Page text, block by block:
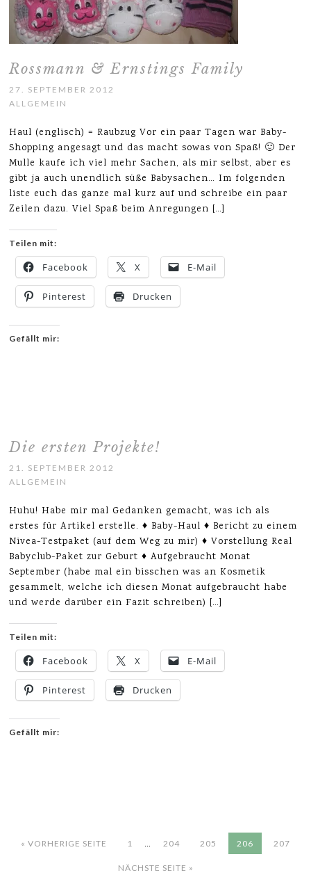
Rossmann & Ernstings Family
27. SEPTEMBER 2012
ALLGEMEIN
Haul (englisch) = Raubzug Vor ein paar Tagen war Baby-
Shopping angesagt und das macht sowas von Spaß! 🙂 Der
Mulle kaufe ich viel mehr Sachen, als mir selbst, aber es
gibt ja auch unendlich süße Babysachen… Im folgenden
liste euch das ganze mal kurz auf und schreibe ein paar
Zeilen dazu. Viel Spaß beim Anregungen […]
Teilen mit:
Facebook X E-Mail
Pinterest Drucken
Gefällt mir:
Die ersten Projekte!
21. SEPTEMBER 2012
ALLGEMEIN
Huhu! Habe mir mal Gedanken gemacht, was ich als
erstes für Artikel erstelle. ♦ Baby-Haul ♦ Bericht zu einem
Nivea-Testpaket (auf dem Weg zu mir) ♦ Vorstellung Real
Babyclub-Paket zur Geburt ♦ Aufgebraucht Monat
September (habe mal ein bisschen was an Kosmetik
gesammelt, welche ich diesen Monat aufgebraucht habe
und werde darüber ein Fazit schreiben) […]
Teilen mit:
Facebook X E-Mail
Pinterest Drucken
Gefällt mir:
« VORHERIGE SEITE 1 … 204 205 206 207
NÄCHSTE SEITE »